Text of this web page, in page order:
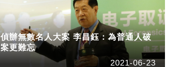
偵辦無數名人大案 李昌鈺：為普通人破
案更難忘
2021-06-23